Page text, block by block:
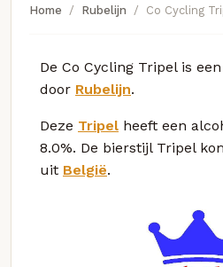
Home Rubelijn Co Cycling
De Co Cycling Tripel is
door Rubelijn.
Deze Tripel heeft een
8.0%. De bierstijl Tripel
uit België.